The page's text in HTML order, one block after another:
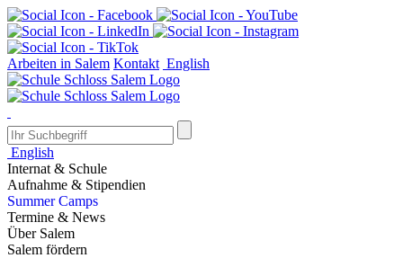
Arbeiten in Salem Kontakt English
English
Internat & Schule
Aufnahme & Stipendien
Summer Camps
Termine & News
Über Salem
Salem fördern